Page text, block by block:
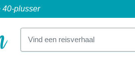
40-plusser